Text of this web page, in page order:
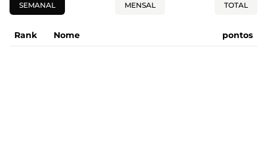
SEMANAL MENSAL TOTAL
Rank Nome pontos